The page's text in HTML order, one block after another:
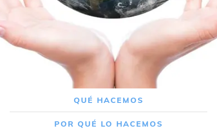
QUÉ HACEMOS
POR QUÉ LO HACEMOS